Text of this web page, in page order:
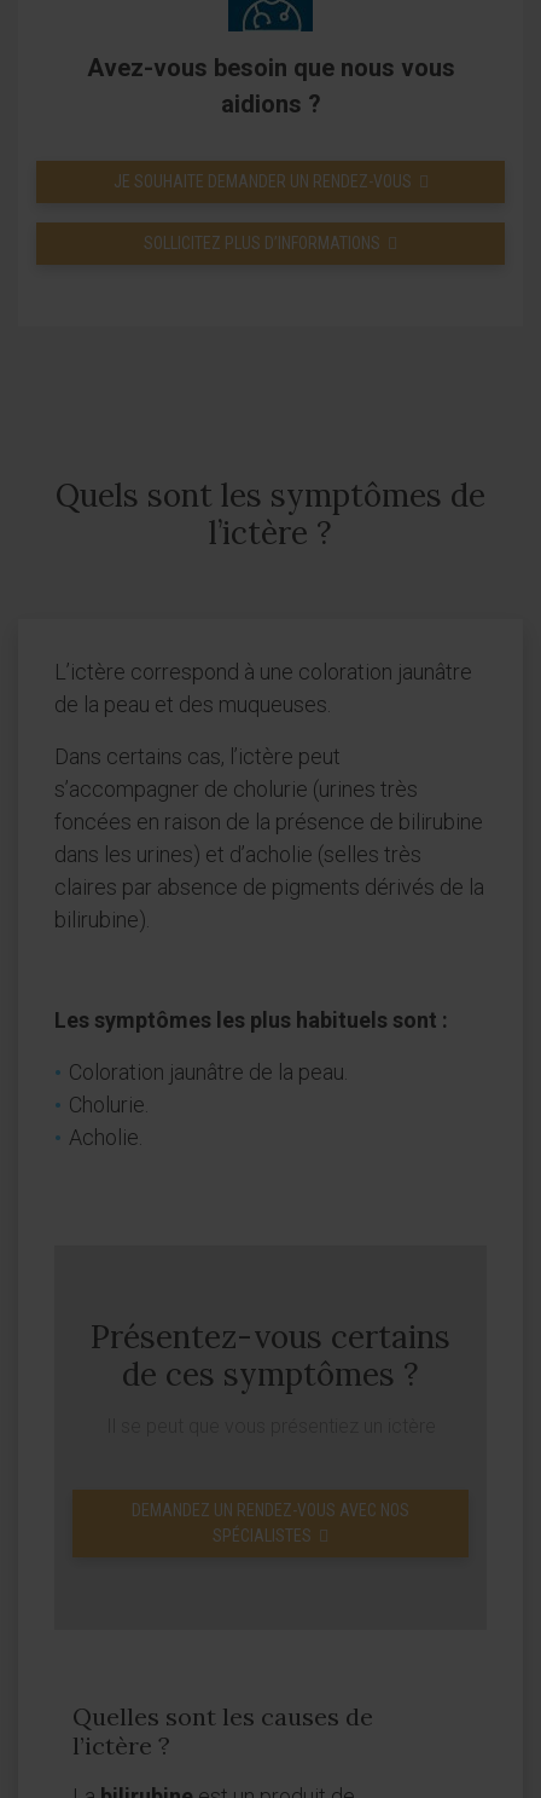
Avez-vous besoin que nous vous
aidions ?
JE SOUHAITE DEMANDER UN RENDEZ-VOUS
SOLLICITEZ PLUS D’INFORMATIONS
Quels sont les symptômes de
l’ictère ?
L’ictère correspond à une coloration jaunâtre
de la peau et des muqueuses.
Dans certains cas, l’ictère peut
s’accompagner de cholurie (urines très
foncées en raison de la présence de bilirubine
dans les urines) et d’acholie (selles très
claires par absence de pigments dérivés de la
bilirubine).
Les symptômes les plus habituels sont :
Coloration jaunâtre de la peau.
Cholurie.
Acholie.
Présentez-vous certains
de ces symptômes ?
DEMANDEZ UN RENDEZ-VOUS AVEC NOS
SPÉCIALISTES
Quelles sont les causes de
l’ictère ?